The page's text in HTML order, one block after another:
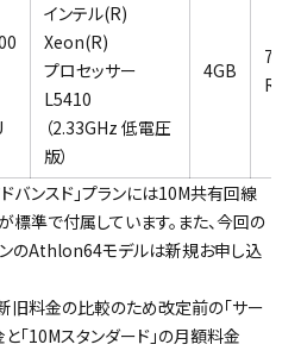
インテル(R)
Xeon(R)
プロセッサー
L5410
（2.33GHz 低電圧
版）
4GB
ドバンスド」プランには10M共有回線
標準で付属しています。また、今回の
ンのAthlon64モデルは新規お申し込
旧料金の比較のため改定前の「サー
「10Mスタンダード」の月額料金